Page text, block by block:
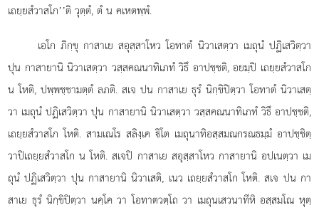
เถยฺยสํวาสโก’’ติ วุตฺตํ, ตํ น คเหตพฺพํ.
เอโกภิกฺขุ กาสาเย สอุสฺสาโหว โอทาตํ นิวาเสตฺวา เมถุนํ ปฏิเสวิตฺวา
ปุน กาสายานิ นิวาเสตฺวา วสฺสคณนาทิเภทํ วิธึ อาปชฺชติ, อยมฺปิ เถยฺยสํวาสโก
น โหติ, ปพฺพชฺชามตฺตํ ลภติ. สเจ ปน กาสาเย ธุรํ นิกฺขิปิตฺวา โอทาตํ นิวาเสตฺ
วา เมถุนํ ปฏิเสวิตฺวา ปุน กาสายานิ นิวาเสตฺวา วสฺสคณนาทิเภทํ วิธึ อาปชฺชติ,
เถยฺยสํวาสโก โหติ. สามเณโร สลิงฺเค ิโต เมถุนาทิอสฺสมณกรณธมฺมํ อาปชฺชิตฺ
วาปิเถยฺยสํวาสโก น โหติ. สเจปิ กาสาเย สอุสฺสาโหว กาสายานิ อปเนตฺวา เม
ถุนํ ปฏิเสวิตฺวา ปุน กาสายานิ นิวาเสติ, เนว เถยฺยสํวาสโก โหติ. สเจ ปน กา
สาเย ธุรํ นิกฺขิปิตฺวา นคฺโค วา โอทาตวตฺโถ วา เมถุนเสวนาทีหิ อสฺสมโณ หุตฺ